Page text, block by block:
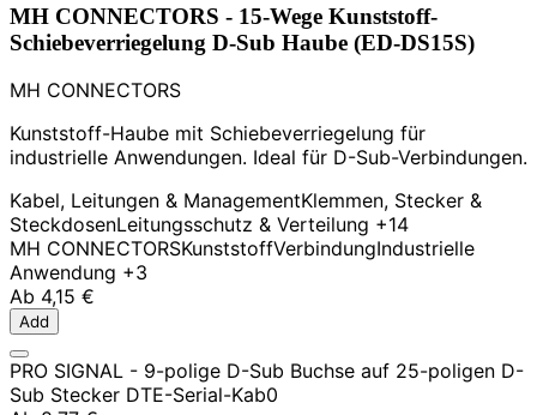
MH CONNECTORS - 15-Wege Kunststoff-
Schiebeverriegelung D-Sub Haube (ED-DS15S)
MH CONNECTORS
Kunststoff-Haube mit Schiebeverriegelung für
industrielle Anwendungen. Ideal für D-Sub-Verbindungen.
Kabel, Leitungen & ManagementKlemmen, Stecker &
SteckdosenLeitungsschutz & Verteilung +14
MH CONNECTORSKunststoffVerbindungIndustrielle
Anwendung +3
Ab 4,15 €
Add
PRO SIGNAL - 9-polige D-Sub Buchse auf 25-poligen D-
Sub Stecker DTE-Serial-Kab0